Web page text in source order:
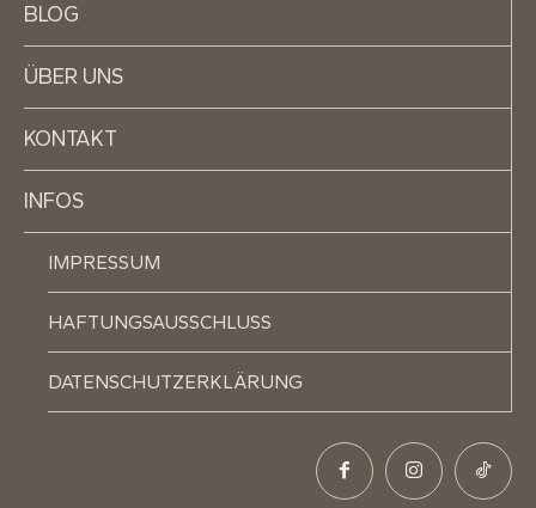
BLOG
ÜBER UNS
KONTAKT
INFOS
IMPRESSUM
HAFTUNGSAUSSCHLUSS
DATENSCHUTZERKLÄRUNG